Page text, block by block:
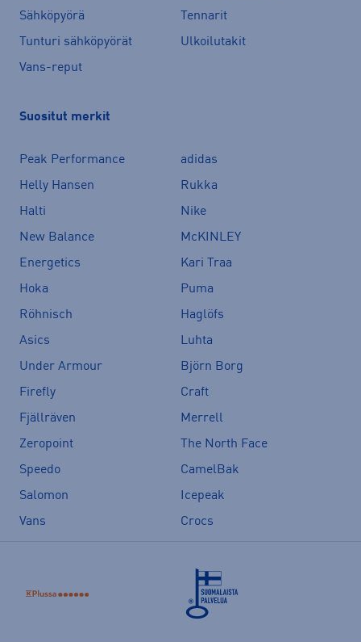
Sähköpyörä
Tennarit
Tunturi sähköpyörät
Ulkoilutakit
Vans-reput
Suositut merkit
Peak Performance
adidas
Helly Hansen
Rukka
Halti
Nike
New Balance
McKINLEY
Energetics
Kari Traa
Hoka
Puma
Röhnisch
Haglöfs
Asics
Luhta
Under Armour
Björn Borg
Firefly
Craft
Fjällräven
Merrell
Zeropoint
The North Face
Speedo
CamelBak
Salomon
Icepeak
Vans
Crocs